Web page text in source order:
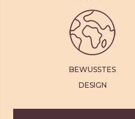
BEWUSSTES
DESIGN